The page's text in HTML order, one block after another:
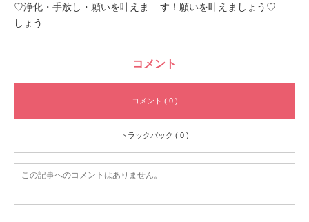
♡浄化・手放し・願いを叶えま
しょう
す！願いを叶えましょう♡
コメント
コメント ( 0 )
トラックバック ( 0 )
この記事へのコメントはありません。